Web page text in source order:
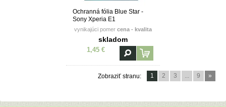
Ochranná fólia Blue Star -
Sony Xperia E1
vynikajúci pomer cena - kvalita
skladom
1,45 €
Zobraziť stranu: 1 2 3 ... 9 »